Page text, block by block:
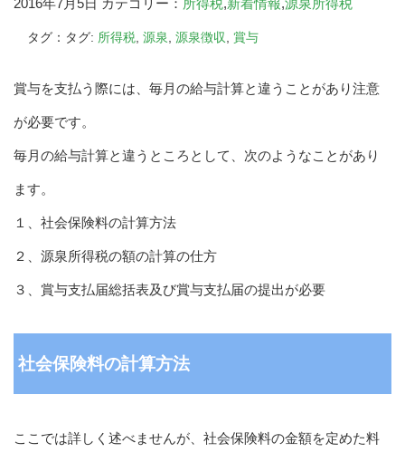
タグ：タグ: 所得税 源泉 源泉徴収 賞与
賞与を支払う際には、毎月の給与計算と違うことがあり注意
が必要です。
毎月の給与計算と違うところとして、次のようなことがあり
ます。
１、社会保険料の計算方法
２、源泉所得税の額の計算の仕方
３、賞与支払届総括表及び賞与支払届の提出が必要
社会保険料の計算方法
ここでは詳しく述べませんが、社会保険料の金額を定めた料